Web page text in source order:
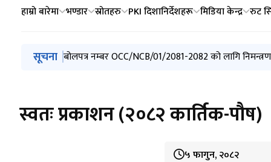
हाम्रो बारेमा भण्डार स्रोतहरु PKI दिशानिर्देशहरू मिडिया केन्द्र रुट
मुख्य नेभिगेसनमा जानुहोस्
सूचना बोलपत्र नम्बर OCC/NCB/01/2081-2082 को लागि
स्वतः प्रकाशन (२०८२ कार्तिक-पौष)
५ फागुन, २०८२